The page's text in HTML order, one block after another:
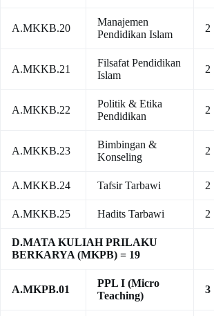
A.MKKB.20
Manajemen
Pendidikan Islam
2
A.MKKB.21
Filsafat Pendidikan
Islam
2
A.MKKB.22
Politik & Etika
Pendidikan
2
A.MKKB.23
Bimbingan &
Konseling
2
A.MKKB.24 Tafsir Tarbawi 2
A.MKKB.25 Hadits Tarbawi 2
D.MATA KULIAH PRILAKU
BERKARYA (MKPB) = 19
A.MKPB.01
PPL I (Micro
Teaching)
3